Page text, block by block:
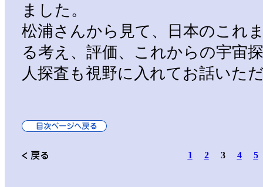
ました。
松浦さんから見て、日本のこれ
る考え、評価、これからの宇宙
人探査も視野に入れてお話いた
1 23 4 5